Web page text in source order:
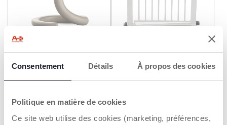
Consentement Détails À propos des cookies
Politique en matière de cookies
Ce site web utilise des cookies (marketing, préférences,
Ecoute bébé vidéo WI-FI –
IA intelligente
Barrière de sécurité Chicco